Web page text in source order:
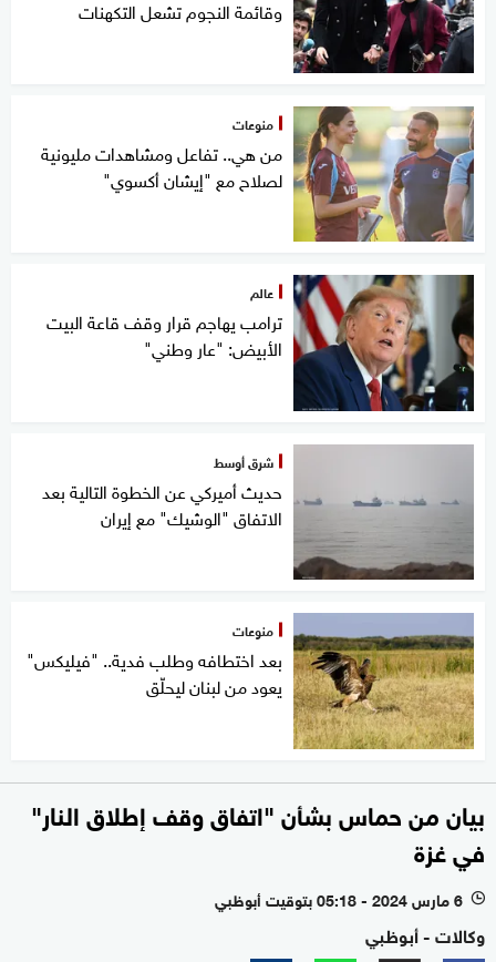
وقائمة النجوم تشعل التكهنات
منوعات
من هي.. تفاعل ومشاهدات مليونية
لصلاح مع "إيشان أكسوي"
عالم
ترامب يهاجم قرار وقف قاعة البيت
الأبيض: "عار وطني"
شرق أوسط
حديث أميركي عن الخطوة التالية بعد
الاتفاق "الوشيك" مع إيران
منوعات
بعد اختطافه وطلب فدية.. "فيليكس"
يعود من لبنان ليحلّق
بيان من حماس بشأن "اتفاق وقف إطلاق النار"
في غزة
l 6 مارس 2024 - 05:18 بتوقيت أبوظبي
وكالات - أبوظبي